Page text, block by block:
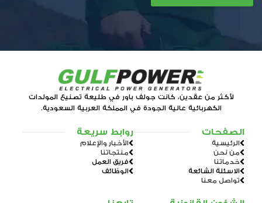
لأكثر من عقدين، كانت جولف باور في طليعة تصنيع المولدات
الكهربائية عالية الجودة في المملكة العربية السعودية.
الصفحات
الرئيسية
من نحن
خدماتنا
الاسئلة الشائعة
تواصل معنا
روابط سريعة
الأخبار والإعلام
منتجاتنا
فريق العمل
الوظائف